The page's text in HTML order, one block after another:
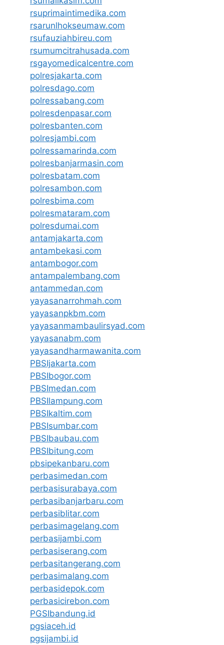
rsuprimaintimedika.com
rsarunlhokseumaw.com
rsufauziahbireu.com
rsumumcitrahusada.com
rsgayomedicalcentre.com
polresjakarta.com
polresdago.com
polressabang.com
polresdenpasar.com
polresbanten.com
polresjambi.com
polressamarinda.com
polresbanjarmasin.com
polresbatam.com
polresambon.com
polresbima.com
polresmataram.com
polresdumai.com
antamjakarta.com
antambekasi.com
antambogor.com
antampalembang.com
antammedan.com
yayasanarrohmah.com
yayasanpkbm.com
yayasanmambaulirsyad.com
yayasanabm.com
yayasandharmawanita.com
PBSIjakarta.com
PBSIbogor.com
PBSImedan.com
PBSIlampung.com
PBSIkaltim.com
PBSIsumbar.com
PBSIbaubau.com
PBSIbitung.com
pbsipekanbaru.com
perbasimedan.com
perbasisurabaya.com
perbasibanjarbaru.com
perbasiblitar.com
perbasimagelang.com
perbasijambi.com
perbasiserang.com
perbasitangerang.com
perbasimalang.com
perbasidepok.com
perbasicirebon.com
PGSIbandung.id
pgsiaceh.id
pgsijambi.id